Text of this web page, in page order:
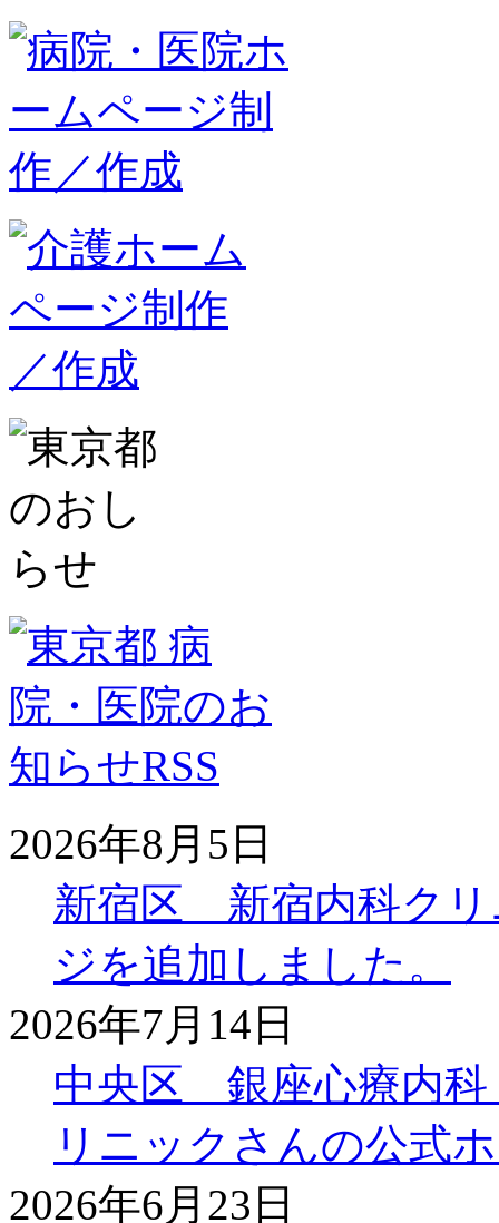
2026年8月5日
新宿区 新宿内科クリ
ジを追加しました。
2026年7月14日
中央区 銀座心療内科
リニックさんの公式
2026年6月23日